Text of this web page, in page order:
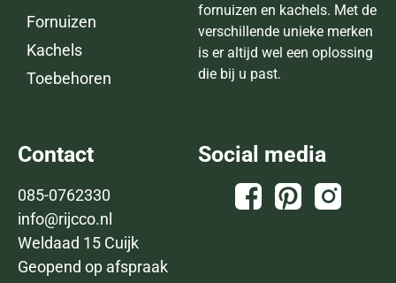
Fornuizen
Kachels
Toebehoren
fornuizen en kachels. Met de
verschillende unieke merken
is er altijd wel een oplossing
die bij u past.
Contact
085-0762330
info@rijcco.nl
Weldaad 15 Cuijk
Geopend op afspraak
Social media